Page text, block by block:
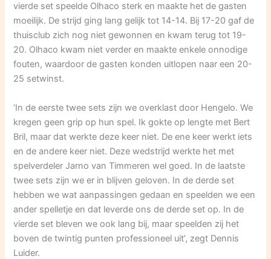
vierde set speelde Olhaco sterk en maakte het de gasten
moeilijk. De strijd ging lang gelijk tot 14-14. Bij 17-20 gaf de
thuisclub zich nog niet gewonnen en kwam terug tot 19-
20. Olhaco kwam niet verder en maakte enkele onnodige
fouten, waardoor de gasten konden uitlopen naar een 20-
25 setwinst.
‘In de eerste twee sets zijn we overklast door Hengelo. We
kregen geen grip op hun spel. Ik gokte op lengte met Bert
Bril, maar dat werkte deze keer niet. De ene keer werkt iets
en de andere keer niet. Deze wedstrijd werkte het met
spelverdeler Jarno van Timmeren wel goed. In de laatste
twee sets zijn we er in blijven geloven. In de derde set
hebben we wat aanpassingen gedaan en speelden we een
ander spelletje en dat leverde ons de derde set op. In de
vierde set bleven we ook lang bij, maar speelden zij het
boven de twintig punten professioneel uit’, zegt Dennis
Luider.